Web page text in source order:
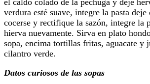
verdura esté suave, integre la pasta
cocerse y rectifique la sazón, integre la
hierva nuevamente. Sirva en plato
sopa, encima tortillas fritas, aguacate y
cilantro verde.
Datos curiosos de las sopas